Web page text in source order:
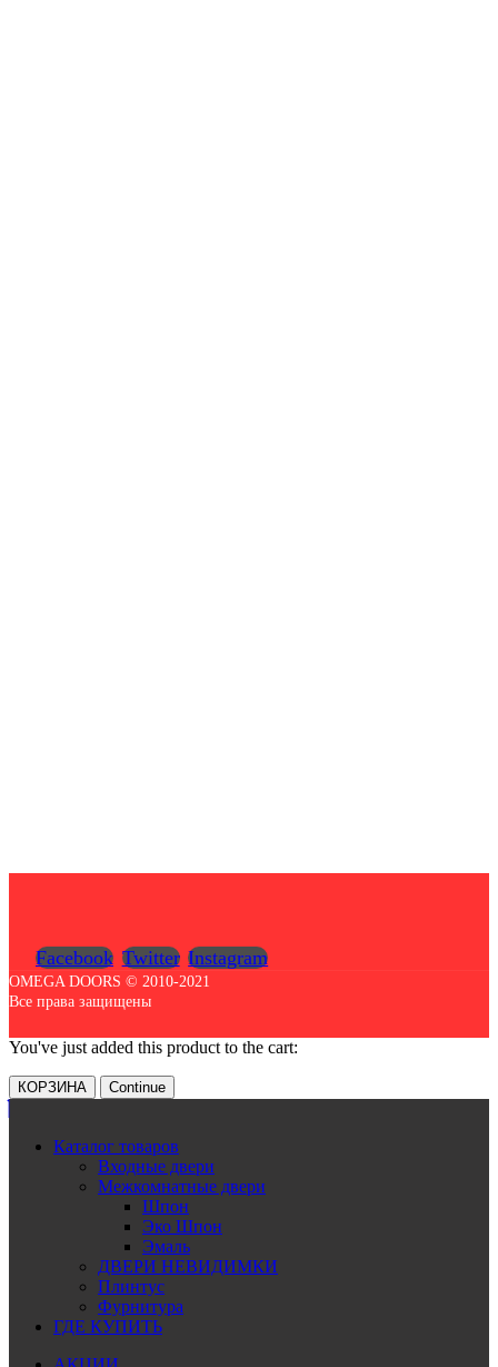
Facebook Twitter Instagram
OMEGA DOORS © 2010-2021
Все права защищены
You've just added this product to the cart:
КОРЗИНА Continue
Каталог товаров
Входные двери
Межкомнатные двери
Шпон
Эко Шпон
Эмаль
ДВЕРИ НЕВИДИМКИ
Плинтус
Фурнитура
ГДЕ КУПИТЬ